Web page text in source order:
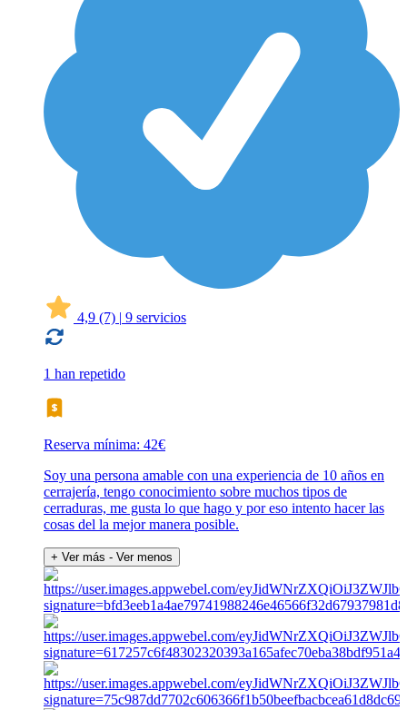
4,9 (7) | 9 servicios
1 han repetido
Reserva mínima: 42€
Soy una persona amable con una experiencia de 10 años en
cerrajería, tengo conocimiento sobre muchos tipos de
cerraduras, me gusta lo que hago y por eso intento hacer las
cosas del la mejor manera posible.
+ Ver más - Ver menos